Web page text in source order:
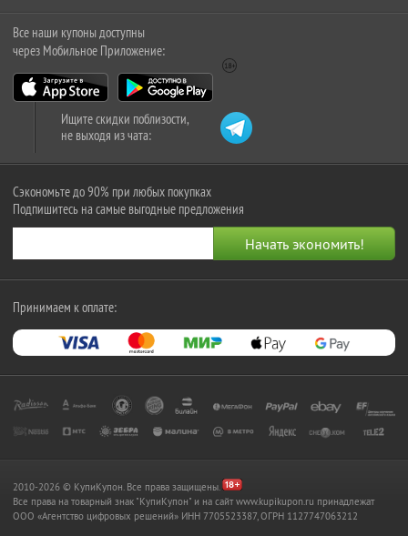
Все наши купоны доступны
через Мобильное Приложение:
Ищите скидки поблизости,
не выходя из чата:
Сэкономьте до 90% при любых покупках
Подпишитесь на самые выгодные предложения
Принимаем к оплате:
2010-2026 © КупиКупон. Все права защищены.
Все права на товарный знак "КупиКупон" и на сайт www.kupikupon.ru принадлежат
OOO «Агентство цифровых решений» ИНН 7705523387, ОГРН 1127747063212